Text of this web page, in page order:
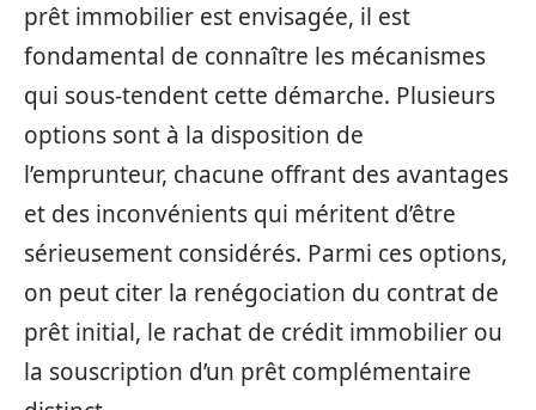
prêt immobilier est envisagée, il est
fondamental de connaître les mécanismes
qui sous-tendent cette démarche. Plusieurs
options sont à la disposition de
l’emprunteur, chacune offrant des avantages
et des inconvénients qui méritent d’être
sérieusement considérés. Parmi ces options,
on peut citer la renégociation du contrat de
prêt initial, le rachat de crédit immobilier ou
la souscription d’un prêt complémentaire